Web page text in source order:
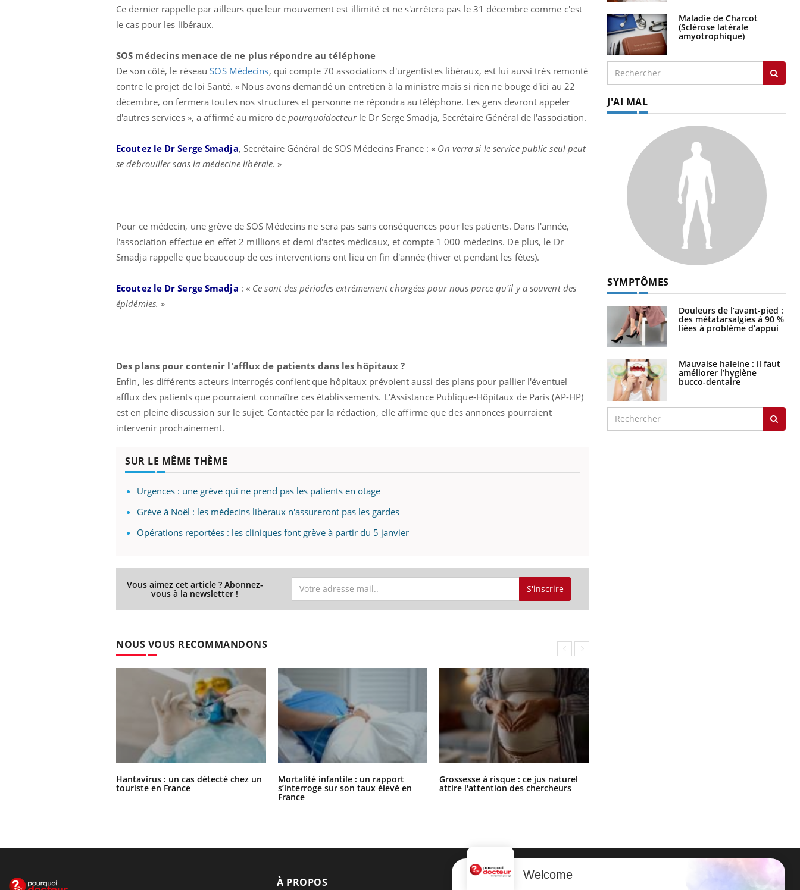
Ce dernier rappelle par ailleurs que leur mouvement est illimité et ne s'arrêtera pas le 31 décembre comme c'est
le cas pour les libéraux.
SOS médecins menace de ne plus répondre au téléphone
De son côté, le réseauSOS Médecins, qui compte 70 associations d'urgentistes libéraux, est lui aussi très remonté
contre le projet de loi Santé. « Nous avons demandé un entretien à la ministre mais si rien ne bouge d'ici au 22
décembre, on fermera toutes nos structures et personne ne répondra au téléphone. Les gens devront appeler
d'autres services », a affirmé au micro depourquoidocteurle Dr Serge Smadja, Secrétaire Général de l'association.
Ecoutez le Dr Serge Smadja, Secrétaire Général de SOS Médecins France : « On verra si le service public seul peut
se débrouiller sans la médecine libérale. »
Pour ce médecin, une grève de SOS Médecins ne sera pas sans conséquences pour les patients. Dans l'année,
l'association effectue en effet 2 millions et demi d'actes médicaux, et compte 1 000 médecins. De plus, le Dr
Smadja rappelle que beaucoup de ces interventions ont lieu en fin d'année (hiver et pendant les fêtes).
Ecoutez le Dr Serge Smadja : « Ce sont des périodes extrêmement chargées pour nous parce qu'il y a souvent des
épidémies. »
Des plans pour contenir l'afflux de patients dans les hôpitaux ?
Enfin, les différents acteurs interrogés confient que hôpitaux prévoient aussi des plans pour pallier l'éventuel
afflux des patients que pourraient connaître ces établissements. L'Assistance Publique-Hôpitaux de Paris (AP-HP)
est en pleine discussion sur le sujet. Contactée par la rédaction, elle affirme que des annonces pourraient
intervenir prochainement.
SUR LE MÊME THÈME
Urgences : une grève qui ne prend pas les patients en otage
Grève à Noël : les médecins libéraux n'assureront pas les gardes
Opérations reportées : les cliniques font grève à partir du 5 janvier
Vous aimez cet article ? Abonnez-
vous à la newsletter ! S'inscrire
NOUS VOUS RECOMMANDONS
Hantavirus : un cas détecté chez un
touriste en France
Mortalité infantile : un rapport
s’interroge sur son taux élevé en
France
Grossesse à risque : ce jus naturel
attire l'attention des chercheurs
Maladie de Charcot
(Sclérose latérale
amyotrophique)
J'AI MAL
SYMPTÔMES
Douleurs de l’avant-pied :
des métatarsalgies à 90 %
liées à problème d’appui
Mauvaise haleine : il faut
améliorer l’hygiène
bucco-dentaire
À PROPOS NEWSLETTER
Welcome